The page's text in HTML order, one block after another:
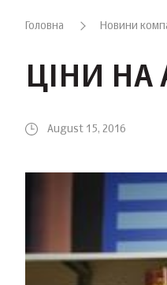
Головна Новини
ЦІНИ НА
August 15, 2016